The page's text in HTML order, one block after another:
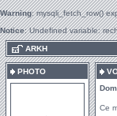
Warning: mysqli_fetch_row()
Notice: Undefined variable:
ARKH
PHOTO
Ce